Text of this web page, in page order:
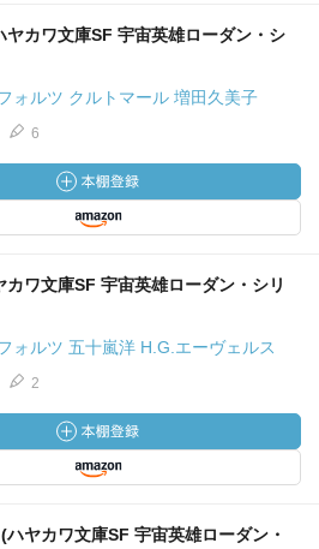
ヤカワ文庫SF 宇宙英雄ローダン・シ
ォルツ クルトマール 増田久美子
6
カワ文庫SF 宇宙英雄ローダン・シリ
ォルツ 五十嵐洋 H.G.エーヴェルス
2
ハヤカワ文庫SF 宇宙英雄ローダン・